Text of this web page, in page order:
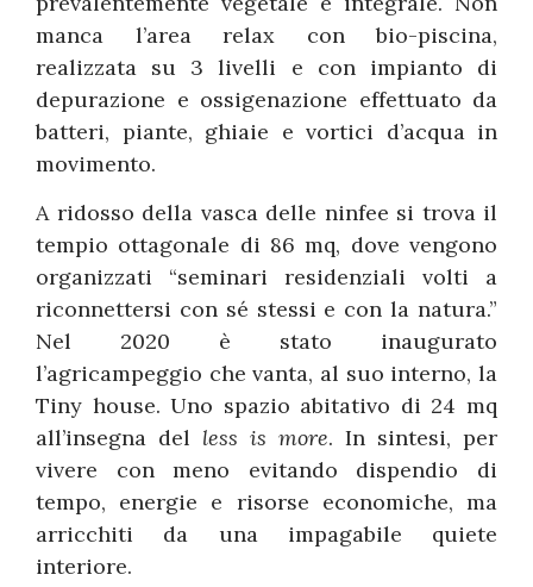
manca l’area relax con bio-piscina,
realizzata su 3 livelli e con impianto di
depurazione e ossigenazione effettuato da
batteri, piante, ghiaie e vortici d’acqua in
movimento.
A ridosso della vasca delle ninfee si trova il
tempio ottagonale di 86 mq, dove vengono
organizzati “seminari residenziali volti a
riconnettersi con sé stessi e con la natura.”
Nel 2020 è stato inaugurato
l’agricampeggio che vanta, al suo interno, la
Tiny house. Uno spazio abitativo di 24 mq
all’insegna del less is more. In sintesi, per
vivere con meno evitando dispendio di
tempo, energie e risorse economiche, ma
arricchiti da una impagabile quiete
interiore.